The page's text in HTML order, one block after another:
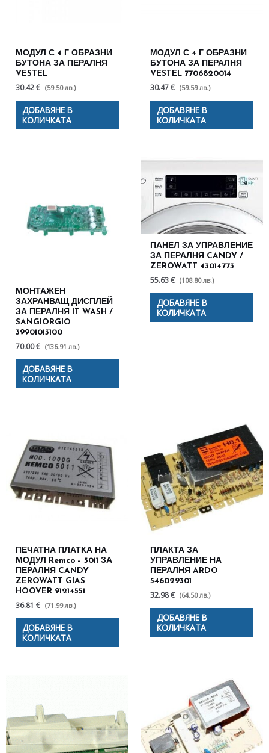
МОДУЛ С 4 Г ОБРАЗНИ
БУТОНА ЗА ПЕРАЛНЯ
VESTEL
30.42 € (59.50 лв.)
ДОБАВЯНЕ В
КОЛИЧКАТА
МОДУЛ С 4 Г ОБРАЗНИ
БУТОНА ЗА ПЕРАЛНЯ
VESTEL 7706820014
30.47 € (59.59 лв.)
ДОБАВЯНЕ В
КОЛИЧКАТА
МОНТАЖЕН
ЗАХРАНВАЩ ДИСПЛЕЙ
ЗА ПЕРАЛНЯ IT WASH /
SANGIORGIO
39901013100
70.00 € (136.91 лв.)
ДОБАВЯНЕ В
КОЛИЧКАТА
ПАНЕЛ ЗА УПРАВЛЕНИЕ
ЗА ПЕРАЛНЯ CANDY /
ZEROWATT 43014773
55.63 € (108.80 лв.)
ДОБАВЯНЕ В
КОЛИЧКАТА
ПЕЧАТНА ПЛАТКА НА
МОДУЛ Remco – 5011 ЗА
ПЕРАЛНЯ CANDY
ZEROWATT GIAS
HOOVER 91214551
36.81 € (71.99 лв.)
ДОБАВЯНЕ В
КОЛИЧКАТА
ПЛАКТА ЗА
УПРАВЛЕНИЕ НА
ПЕРАЛНЯ ARDO
546029301
32.98 € (64.50 лв.)
ДОБАВЯНЕ В
КОЛИЧКАТА